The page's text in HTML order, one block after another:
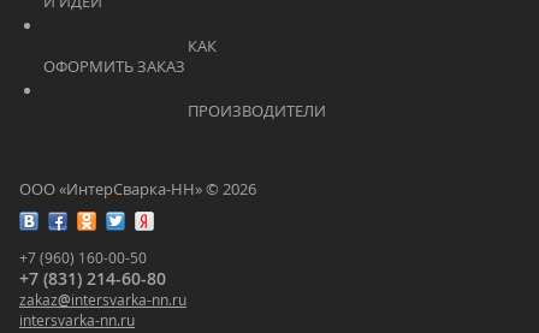
ООО «ИнтерСварка-НН» © 2026
+7 (960) 160-00-50
+7 (831) 214-60-80
zakaz@intersvarka-nn.ru
intersvarka-nn.ru